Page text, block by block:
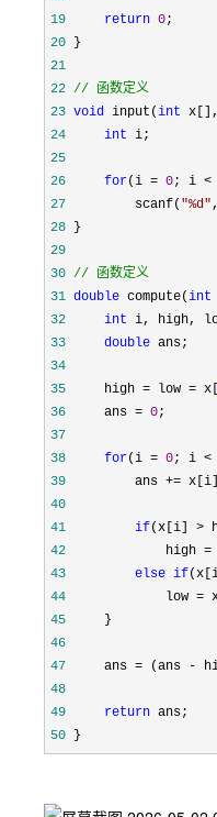
19
return 0
20
21
22 // 函数定义
23 void input(int
24
int
25
26
for(i = 0; i <
27
         scanf(
"%d"
28
29
30 // 函数定义
31 double compute(int
32
int
33
double
34
35
     high = low = x[
36
     ans =
0
37
38
for(i = 0; i <
39
         ans +=
40
41
if(x[i] >
42
             high =
43
else if
44
             low =
45
46
47
ans = (ans -
48
49
return
50 }